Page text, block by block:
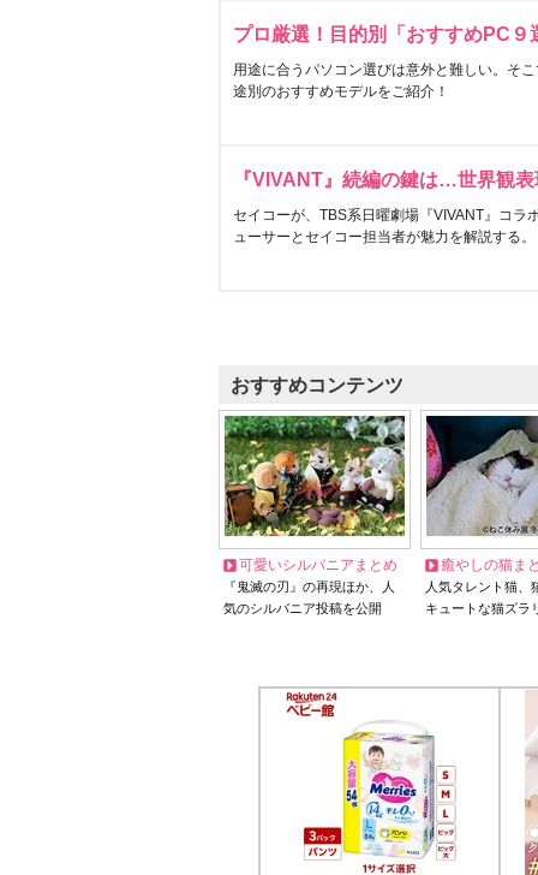
プロ厳選！目的別「おすすめPC９
用途に合うパソコン選びは意外と難しい。そ
途別のおすすめモデルをご紹介！
『VIVANT』続編の鍵は…世界観
セイコーが、TBS系日曜劇場『VIVANT』コラ
ューサーとセイコー担当者が魅力を解説する。
おすすめコンテンツ
可愛いシルバニアまとめ
『鬼滅の刃』の再現ほか、人
気のシルバニア投稿を公開
癒やしの猫ま
人気タレント猫
キュートな猫ズラ